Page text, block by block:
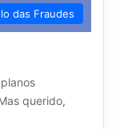
das Fraudes
querido,